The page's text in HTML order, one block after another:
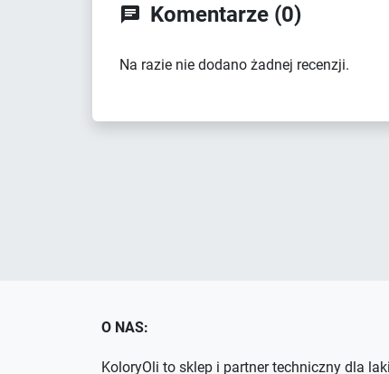
 Komentarze (0)
Na razie nie dodano żadnej recenzji.
O NAS:
KoloryOli to sklep i partner techniczny dla